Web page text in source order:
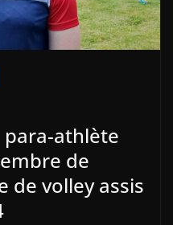
para-athlète
de
de volley assis